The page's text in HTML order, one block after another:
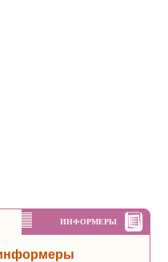
ИНФОРМЕРЫ